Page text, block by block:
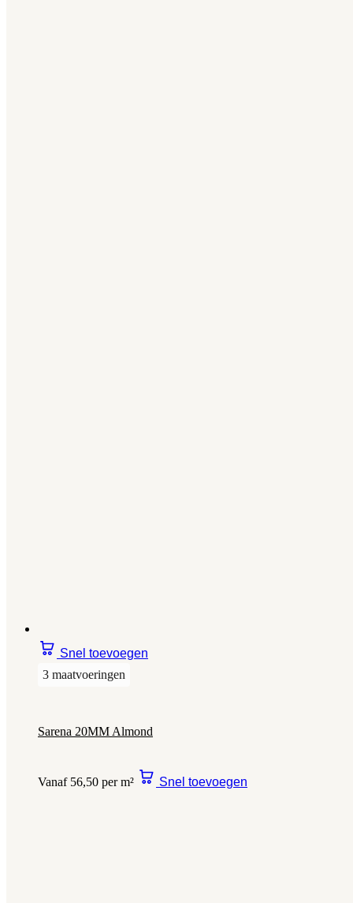
Snel toevoegen
3 maatvoeringen
Sarena 20MM Almond
Vanaf 56,50 per m² Snel toevoegen